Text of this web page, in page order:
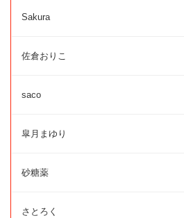
Sakura
佐倉おりこ
saco
皐月まゆり
砂糖薬
さとろく